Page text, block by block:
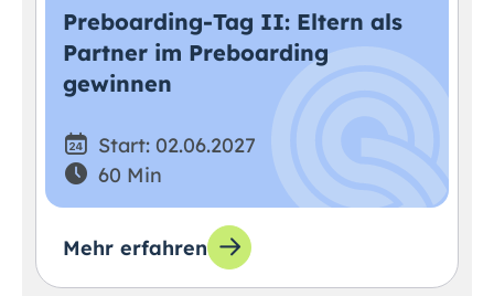
Preboarding-Tag II: Eltern als
Partner im Preboarding
gewinnen
Start: 02.06.2027
60 Min
Mehr erfahren